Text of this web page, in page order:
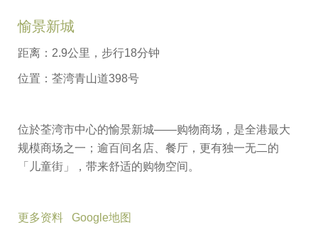
愉景新城
距离：2.9公里，步行18分钟
位置：荃湾青山道398号
位於荃湾市中心的愉景新城——购物商场，是全港最大
规模商场之一；逾百间名店、餐厅，更有独一无二的
「儿童街」，带来舒适的购物空间。
更多资料 Google地图